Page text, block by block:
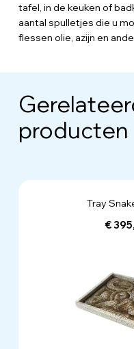
tafel, in de keuken of
aantal spulletjes die u
flessen olie, azijn en
producten
Tray
€